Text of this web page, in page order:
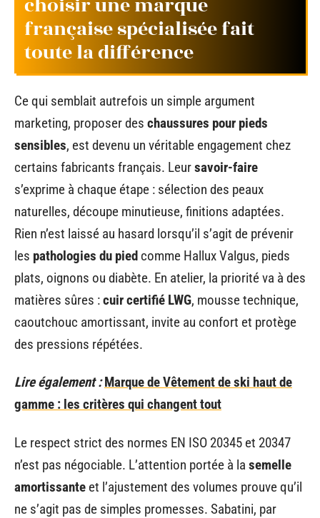
choisir une marque
française spécialisée fait
toute la différence
Ce qui semblait autrefois un simple argument
marketing, proposer des chaussures pour pieds
sensibles, est devenu un véritable engagement chez
certains fabricants français. Leursavoir-faire
s’exprime à chaque étape : sélection des peaux
naturelles, découpe minutieuse, finitions adaptées.
Rien n’est laissé au hasard lorsqu’il s’agit de prévenir
les pathologies du pied comme Hallux Valgus, pieds
plats, oignons ou diabète. En atelier, la priorité va à des
matières sûres :cuir certifié LWG, mousse technique,
caoutchouc amortissant, invite au confort et protège
des pressions répétées.
Lire également : Marque de Vêtement de ski haut de
gamme : les critères qui changent tout
Le respect strict des normes EN ISO 20345 et 20347
n’est pas négociable. L’attention portée à la semelle
amortissante et l’ajustement des volumes prouve qu’il
ne s’agit pas de simples promesses. Sabatini, par